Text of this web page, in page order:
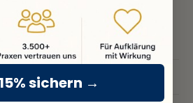
sichern →